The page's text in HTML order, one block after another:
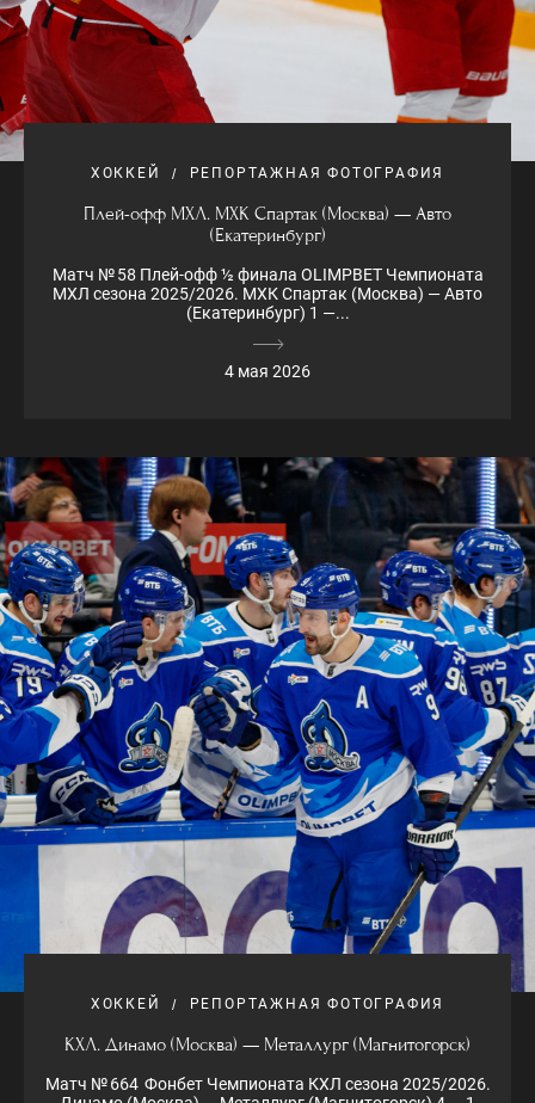
ХОККЕЙ РЕПОРТАЖНАЯ ФОТОГРАФИЯ
Плей-офф МХЛ. МХК Спартак (Москва) — Авто
(Екатеринбург)
Матч № 58 Плей-офф ½ финала OLIMPBET Чемпионата
МХЛ сезона 2025/2026. МХК Спартак (Москва) — Авто
(Екатеринбург) 1 —...
4 мая 2026
ХОККЕЙ РЕПОРТАЖНАЯ ФОТОГРАФИЯ
КХЛ. Динамо (Москва) — Металлург (Магнитогорск)
Матч № 664 Фонбет Чемпионата КХЛ сезона 2025/2026.